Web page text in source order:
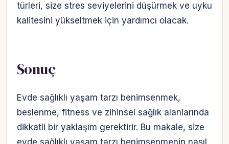
türleri, size stres seviyelerini düşürmek ve uyku
kalitesini yükseltmek için yardımcı olacak.
Sonuç
Evde sağlıklı yaşam tarzı benimsenmek,
beslenme, fitness ve zihinsel sağlık alanlarında
dikkatli bir yaklaşım gerektirir. Bu makale, size